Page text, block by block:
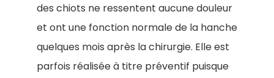
des chiots ne ressentent aucune douleur
et ont une fonction normale de la hanche
quelques mois après la chirurgie. Elle est
parfois réalisée à titre préventif puisque